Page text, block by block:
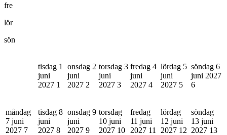
fre
lör
sön
tisdag 1
juni
2027 1
onsdag 2
juni
2027 2
torsdag 3
juni
2027 3
fredag 4
juni
2027 4
lördag 5
juni
2027 5
söndag 6
juni 2027
6
måndag
7 juni
2027 7
tisdag 8
juni
2027 8
onsdag 9
juni
2027 9
torsdag
10 juni
2027 10
fredag
11 juni
2027 11
lördag
12 juni
2027 12
söndag
13 juni
2027 13